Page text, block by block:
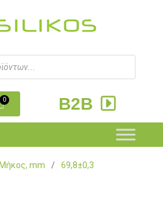
B2B
mm / 69,8±0,3